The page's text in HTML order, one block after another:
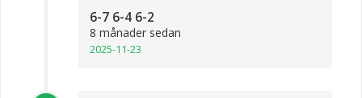
6-7 6-4 6-2
8 månader sedan
2025-11-23